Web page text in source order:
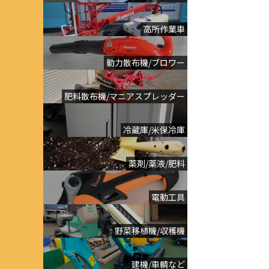
高所作業車
動力散布機/ブロワー
肥料散布機/マニアスプレッダー
冷蔵庫/米保冷庫
薬剤/薬液/肥料
電動工具
野菜移植機/収穫機
建機/車輌など